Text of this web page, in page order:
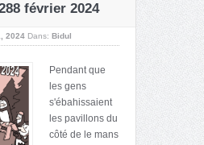
février 2024
2024 Dans: Bidul
Pendant que
les gens
s'ébahissaient
les pavillons du
côté de le mans